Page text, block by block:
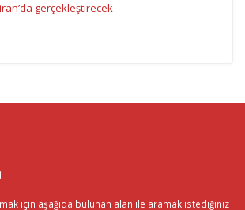
gerçekleştirecek
için aşağıda bulunan alan ile aramak istediğiniz